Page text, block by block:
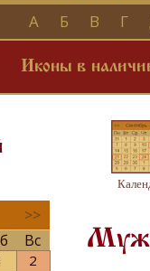
А Б В Г
Иконы в
>>
Вс
2